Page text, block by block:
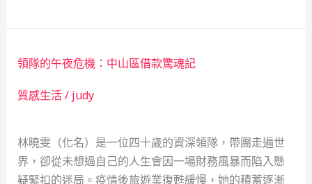
下
轉
折：
當
救
急
不
領隊的午夜危機：中山區借款驚魂記
質感生活/ judy
林曉雯（化名）是一位四十歲的資深領隊，帶團走遍世
界，卻從未想過自己的人生會因一場財務風暴而陷入懸
疑緊扣的迷局。疫情後旅遊業復甦緩慢，她的積蓄逐漸